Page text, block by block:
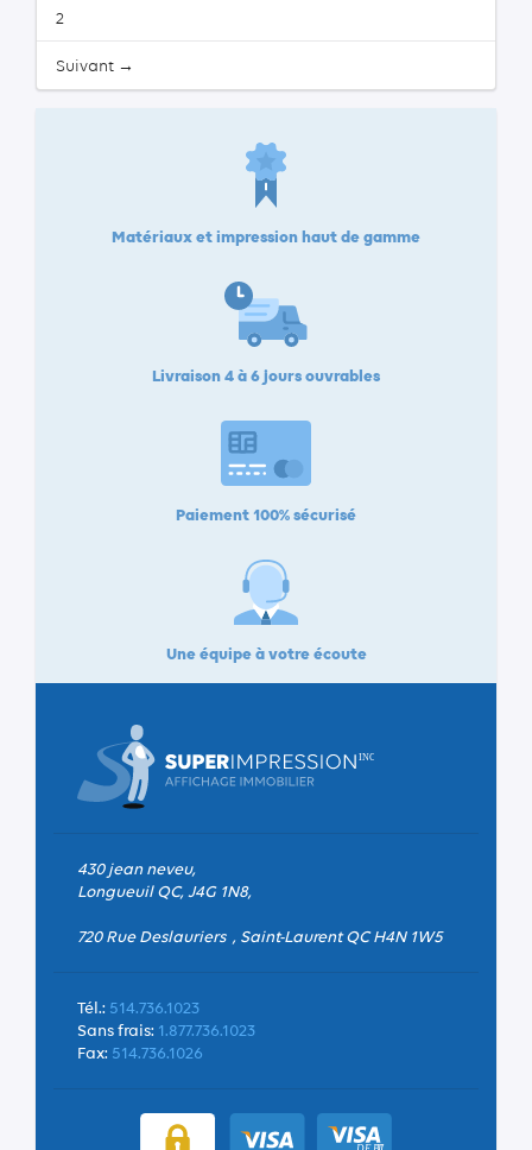
2
Suivant →
Matériaux et impression haut de gamme
Livraison 4 à 6 jours ouvrables
Paiement 100% sécurisé
Une équipe à votre écoute
430 jean neveu,
Longueuil QC, J4G 1N8,
720 Rue Deslauriers , Saint-Laurent QC H4N 1W5
Tél.: 514.736.1023
Sans frais: 1.877.736.1023
Fax: 514.736.1026